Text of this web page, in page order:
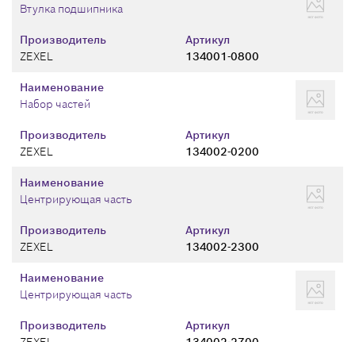
Производитель
ZEXEL
Артикул
134001-0800
Втулка подшипника
Производитель
ZEXEL
Артикул
134002-0200
Наименование
Набор частей
Производитель
ZEXEL
Артикул
134002-2300
Наименование
Центрирующая часть
Производитель
Артикул
Наименование
Центрирующая часть